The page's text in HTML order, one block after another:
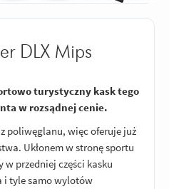
DLX Mips
turystyczny kask tego
w rozsądnej cenie.
poliwęglanu, więc oferuje już
Ukłonem w stronę sportu
przedniej części kasku
i tyle samo wylotów